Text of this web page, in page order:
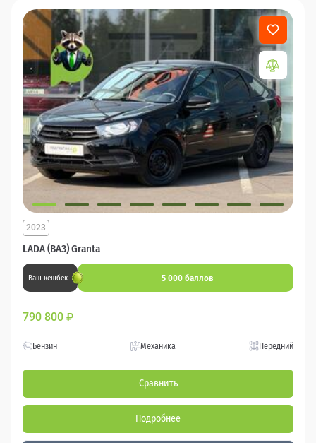
LADA (ВАЗ) Granta
2023
Ваш кешбек 5 000 баллов
790 800 ₽
Бензин Механика Передний
Сравнить
Подробнее